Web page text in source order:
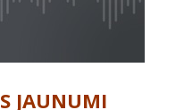
JAUNUMI